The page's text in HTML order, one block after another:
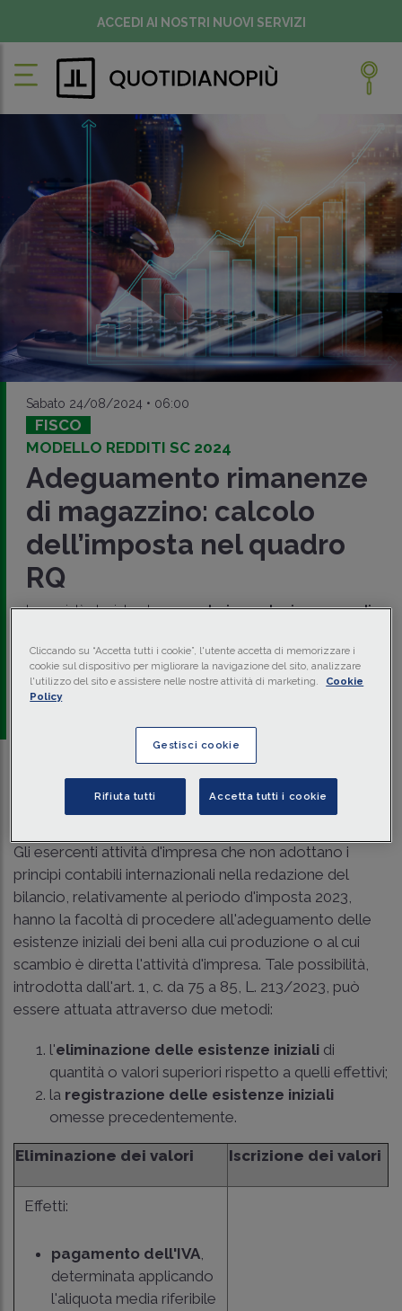
ACCEDI AI NOSTRI NUOVI SERVIZI
Sabato 24/08/2024 • 06:00
FISCO
MODELLO REDDITI SC 2024
Adeguamento rimanenze
di magazzino: calcolo
dell’imposta nel quadro
RQ
Le società che intendonoregolarizzare le rimanenze di
sostitutiva del 18%. L'adeguamento è richiesto nel modello
Redditi 2024, con la compilazione del quadro RQ
diClaudia Iozzo
Traduci con IA Ascolta la news
Gli esercenti attività d'impresa che non adottano i
principi contabili internazionali nella redazione del
bilancio, relativamente al periodo d'imposta 2023,
hanno la facoltà di procedere all'adeguamento delle
esistenze iniziali dei beni alla cui produzione o al cui
scambio è diretta l'attività d'impresa. Tale possibilità,
introdotta dall'art. 1, c. da 75 a 85, L. 213/2023, può
essere attuata attraverso due metodi:
l'eliminazione delle esistenze iniziali di
quantità o valori superiori rispetto a quelli effettivi;
la registrazione delle esistenze iniziali
omesse precedentemente.
Eliminazione dei valori Iscrizione dei valori
Effetti:
pagamento dell'IVA,
determinata applicando
l'aliquota media riferibile
Cliccando su “Accetta tutti i cookie”, l'utente accetta di memorizzare i
cookie sul dispositivo per migliorare la navigazione del sito, analizzare
l'utilizzo del sito e assistere nelle nostre attività di marketing.
Cookie
Policy
Gestisci cookie
Rifiuta tutti Accetta tutti i cookie